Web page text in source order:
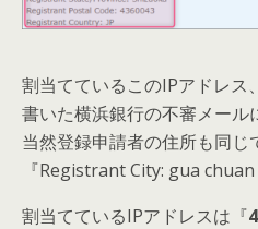
割当てているこのIPアドレス、
書いた横浜銀行の不審メール
当然登録申請者の住所も同じ
『Registrant City: gua chuan
割当てているIPアドレスは『